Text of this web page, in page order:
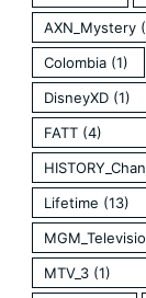
AXN_Mystery
Colombia (1)
DisneyXD (1)
FATT (4)
Lifetime (13)
MTV_3 (1)